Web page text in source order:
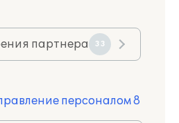
партнера 33
персоналом 8